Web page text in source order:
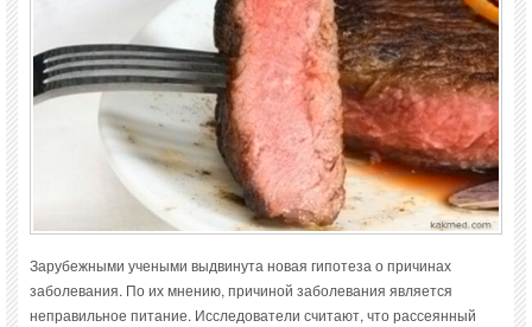
Зарубежными учеными выдвинута новая гипотеза о причинах
заболевания. По их мнению, причиной заболевания является
неправильное питание. Исследователи считают, что рассеянный